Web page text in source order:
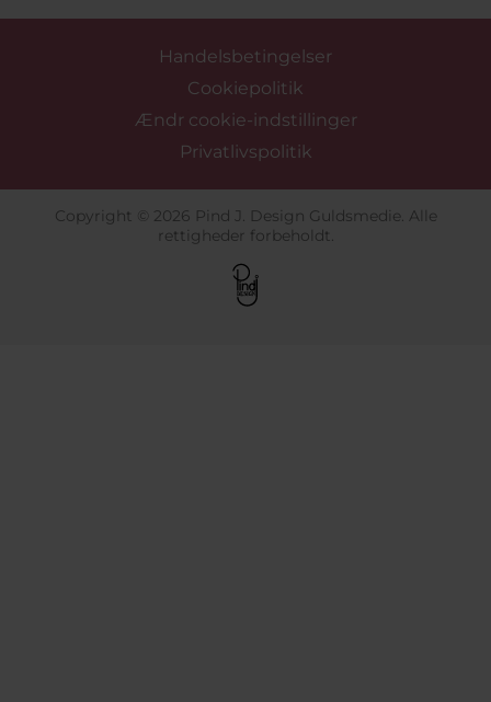
Handelsbetingelser
Cookiepolitik
Ændr cookie-indstillinger
Privatlivspolitik
Copyright © 2026 Pind J. Design Guldsmedie. Alle
rettigheder forbeholdt.